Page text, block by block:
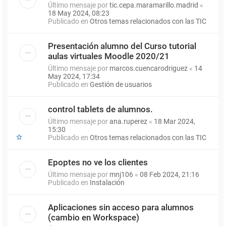
Último mensaje portic.cepa.maramarillo.madrid «
18 May 2024, 08:23
Publicado en Otros temas relacionados con las TIC
Presentación alumno del Curso tutorial
aulas virtuales Moodle 2020/21
Último mensaje por marcos.cuencarodriguez « 14
May 2024, 17:34
Publicado en Gestión de usuarios
control tablets de alumnos.
Último mensaje porana.ruperez « 18 Mar 2024,
15:30
Publicado en Otros temas relacionados con las TIC
Epoptes no ve los clientes
Último mensaje por mnj106 « 08 Feb 2024, 21:16
Publicado en Instalación
Aplicaciones sin acceso para alumnos
(cambio en Workspace)